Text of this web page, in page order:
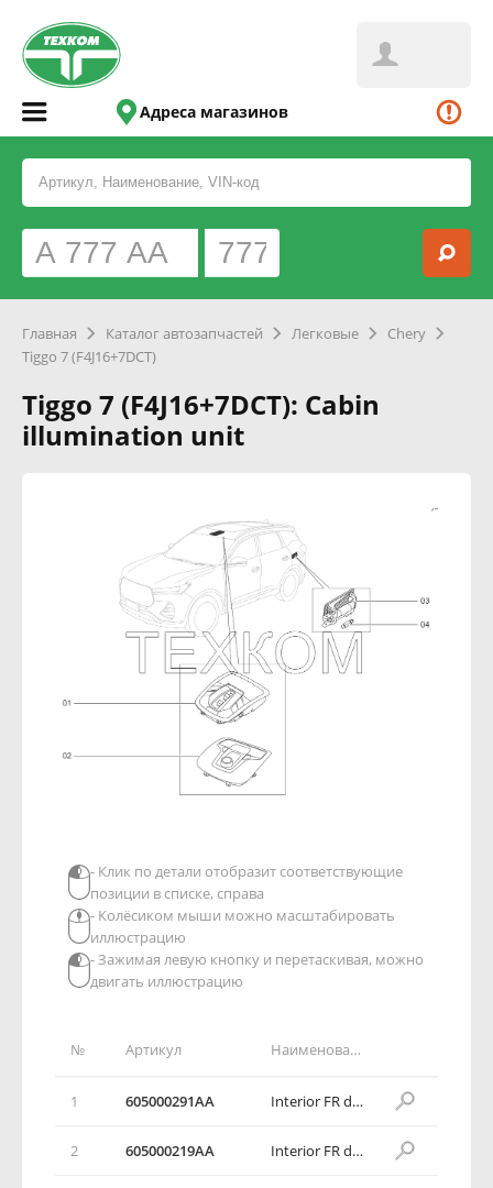
Адреса магазинов
Главная Каталог автозапчастей Легковые
Chery
Tiggo 7 (F4J16+7DCT)
Tiggo 7 (F4J16+7DCT): Cabin
illumination unit
№ Артикул Наименование детали
1 605000291AA Interior FR dome lamp assy
2 605000219AA Interior FR dome lamp assy
- Клик по детали отобразит соответствующие
позиции в списке, справа
- Колёсиком мыши можно масштабировать
иллюстрацию
- Зажимая левую кнопку и перетаскивая, можно
двигать иллюстрацию